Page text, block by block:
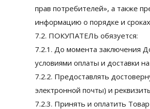
прав потребителей», а также
информацию о порядке и
7.2. ПОКУПАТЕЛЬ обязуется:
7.2.1. До момента заключения
условиями оплаты и доставки
7.2.2. Предоставлять
электронной почты) и
7.2.3. Принять и оплатить